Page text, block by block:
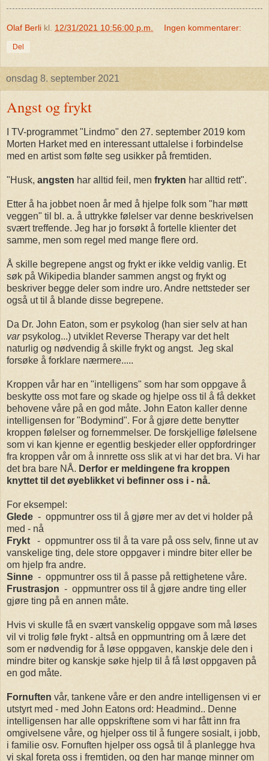
Olaf Berli kl. 12/31/2021 10:56:00 p.m. Ingen kommentarer:
Del
onsdag 8. september 2021
Angst og frykt
I TV-programmet "Lindmo" den 27. september 2019 kom
Morten Harket med en interessant uttalelse i forbindelse
med en artist som følte seg usikker på fremtiden.
"Husk, angsten har alltid feil, men frykten har alltid rett".
Etter å ha jobbet noen år med å hjelpe folk som "har møtt
veggen" til bl. a. å uttrykke følelser var denne beskrivelsen
svært treffende. Jeg har jo forsøkt å fortelle klienter det
samme, men som regel med mange flere ord.
Å skille begrepene angst og frykt er ikke veldig vanlig. Et
søk på Wikipedia blander sammen angst og frykt og
beskriver begge deler som indre uro. Andre nettsteder ser
også ut til å blande disse begrepene.
Da Dr. John Eaton, som er psykolog (han sier selv at han
varpsykolog...) utviklet Reverse Therapy var det helt
naturlig og nødvendig å skille frykt og angst. Jeg skal
forsøke å forklare nærmere.....
Kroppen vår har en "intelligens" som har som oppgave å
beskytte oss mot fare og skade og hjelpe oss til å få dekket
behovene våre på en god måte. John Eaton kaller denne
intelligensen for "Bodymind". For å gjøre dette benytter
kroppen følelser og fornemmelser. De forskjellige følelsene
som vi kan kjenne er egentlig beskjeder eller oppfordringer
fra kroppen vår om å innrette oss slik at vi har det bra. Vi har
det bra bare NÅ. Derfor er meldingene fra kroppen
knyttet til det øyeblikket vi befinner oss i - nå.
For eksempel:
Glede - oppmuntrer oss til å gjøre mer av det vi holder på
med - nå
Frykt - oppmuntrer oss til å ta vare på oss selv, finne ut av
vanskelige ting, dele store oppgaver i mindre biter eller be
om hjelp fra andre.
Sinne - oppmuntrer oss til å passe på rettighetene våre.
Frustrasjon - oppmuntrer oss til å gjøre andre ting eller
gjøre ting på en annen måte.
Hvis vi skulle få en svært vanskelig oppgave som må løses
vil vi trolig føle frykt - altså en oppmuntring om å lære det
som er nødvendig for å løse oppgaven, kanskje dele den i
mindre biter og kanskje søke hjelp til å få løst oppgaven på
en god måte.
Fornuften vår, tankene våre er den andre intelligensen vi er
utstyrt med - med John Eatons ord: Headmind.. Denne
intelligensen har alle oppskriftene som vi har fått inn fra
omgivelsene våre, og hjelper oss til å fungere sosialt, i jobb,
i familie osv. Fornuften hjelper oss også til å planlegge hva
vi skal foreta oss i fremtiden, og den har mange minner om